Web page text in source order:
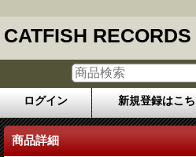
CATFISH RECORDS
ログイン 新規登録はこ
商品詳細